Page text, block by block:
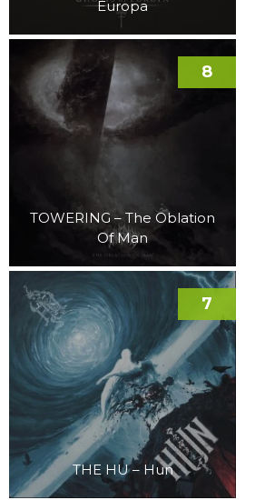
Europa
TOWERING – The Oblation
Of Man
8
THE HU – Hun
7